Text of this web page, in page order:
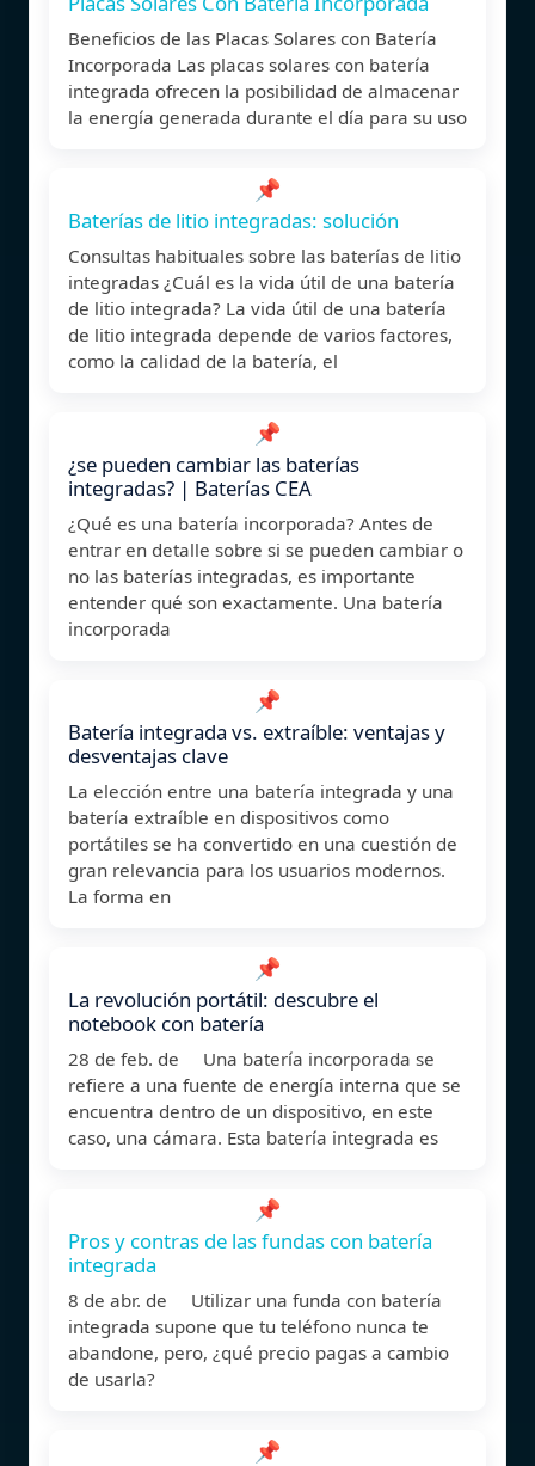
Beneficios de las Placas Solares con Batería
Incorporada Las placas solares con batería
integrada ofrecen la posibilidad de almacenar
la energía generada durante el día para su uso
📌
Baterías de litio integradas: solución
Consultas habituales sobre las baterías de litio
integradas ¿Cuál es la vida útil de una batería
de litio integrada? La vida útil de una batería
de litio integrada depende de varios factores,
como la calidad de la batería, el
📌
¿se pueden cambiar las baterías
integradas? | Baterías CEA
¿Qué es una batería incorporada? Antes de
entrar en detalle sobre si se pueden cambiar o
no las baterías integradas, es importante
entender qué son exactamente. Una batería
incorporada
📌
Batería integrada vs. extraíble: ventajas y
desventajas clave
La elección entre una batería integrada y una
batería extraíble en dispositivos como
portátiles se ha convertido en una cuestión de
gran relevancia para los usuarios modernos.
La forma en
📌
La revolución portátil: descubre el
notebook con batería
28 de feb. de Una batería incorporada se
refiere a una fuente de energía interna que se
encuentra dentro de un dispositivo, en este
caso, una cámara. Esta batería integrada es
📌
Pros y contras de las fundas con batería
integrada
8 de abr. de Utilizar una funda con batería
integrada supone que tu teléfono nunca te
abandone, pero, ¿qué precio pagas a cambio
de usarla?
📌